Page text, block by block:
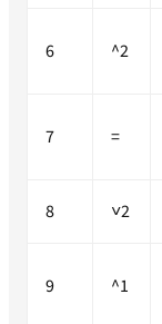
6 ^2
7 =
8 ˅2
9 ^1